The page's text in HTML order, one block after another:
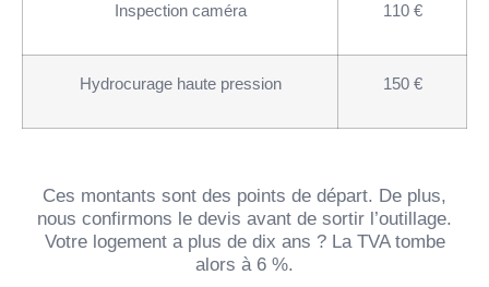
Inspection caméra 110 €
Hydrocurage haute pression 150 €
Ces montants sont des points de départ. De plus,
nous confirmons le devis avant de sortir l’outillage.
Votre logement a plus de dix ans ? La TVA tombe
alors à 6 %.